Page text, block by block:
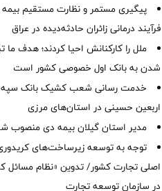
پیگیری مستمر و نظارت مستقیم بیمه
فرآیند درمانی زائران حادثه‌دیده در عراق
ملل را کارکنانش احیا کردند؛ هدف ما
شدن به بانک اول خصوصی کشور است
خدمت رسانی شعب کشیک بانک سپه
اربعین حسینی در استان‌‌های مرزی
‌مدیر استان گیلان بیمه دی منصوب
توجه به توسعه زیرساخت‌های
اصلی تجارت کشور/ تدوین «نظام مسائل
در سازمان توسعه تجارت